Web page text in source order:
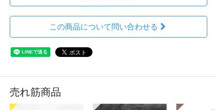
この商品について問い合わせる
売れ筋商品